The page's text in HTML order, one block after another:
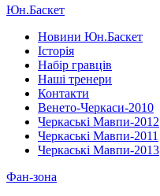
Юн.Баскет
Новини Юн.Баскет
Історія
Набір гравців
Наші тренери
Контакти
Венето-Черкаси-2010
Черкаські Мавпи-2012
Черкаські Мавпи-2011
Черкаські Мавпи-2013
Фан-зона